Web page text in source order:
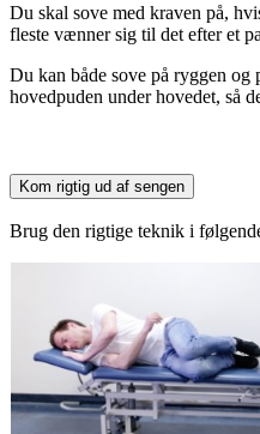
Du skal sove med kraven på,
fleste vænner sig til det efter et
Du kan både sove på ryggen og
hovedpuden under hovedet, så
Kom rigtig ud af sengen
Brug den rigtige teknik i